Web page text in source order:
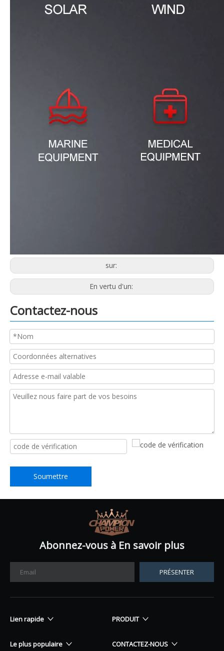
sur:
En vertu d'un:
Contactez-nous
Soumettre
Abonnez-vous à En savoir plus
PRÉSENTER
Lien rapide PRODUIT
Le plus populaire CONTACTEZ-NOUS